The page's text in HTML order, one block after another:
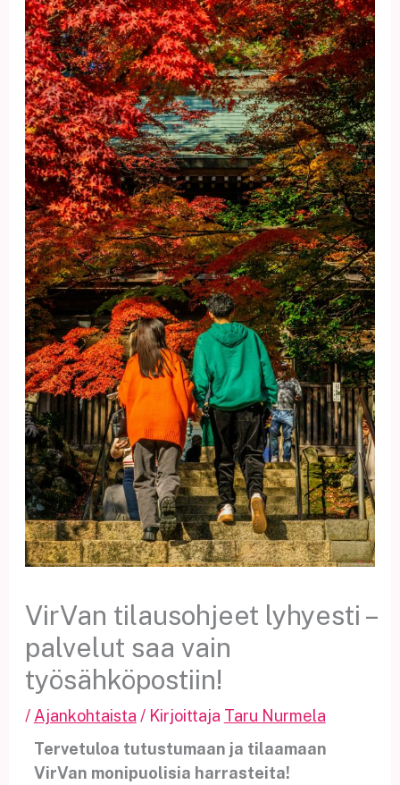
VirVan tilausohjeet lyhyesti –
palvelut saa vain
työsähköpostiin!
/ Ajankohtaista / Kirjoittaja Taru Nurmela
Tervetuloa tutustumaan ja tilaamaan
VirVan monipuolisia harrasteita!